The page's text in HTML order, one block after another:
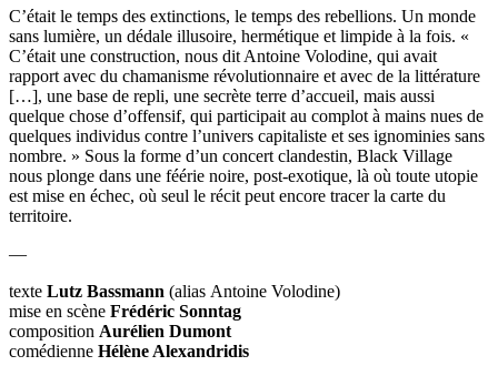
C’était le temps des extinctions, le temps des rebellions. Un monde
sans lumière, un dédale illusoire, hermétique et limpide à la fois. «
C’était une construction, nous dit Antoine Volodine, qui avait
rapport avec du chamanisme révolutionnaire et avec de la littérature
[…], une base de repli, une secrète terre d’accueil, mais aussi
quelque chose d’offensif, qui participait au complot à mains nues de
quelques individus contre l’univers capitaliste et ses ignominies sans
nombre. » Sous la forme d’un concert clandestin, Black Village
nous plonge dans une féérie noire, post-exotique, là où toute utopie
est mise en échec, où seul le récit peut encore tracer la carte du
territoire.
—
texte Lutz Bassmann (alias Antoine Volodine)
mise en scène Frédéric Sonntag
composition Aurélien Dumont
comédienne Hélène Alexandridis